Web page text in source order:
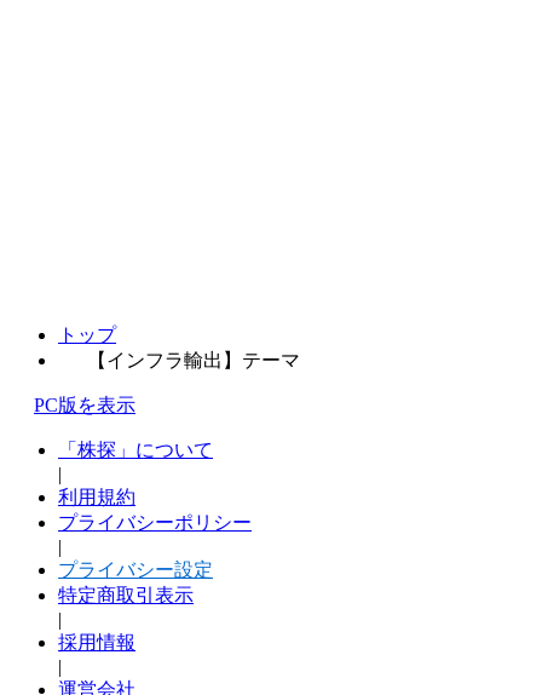
トップ
【インフラ輸出】テーマ
PC版を表示
「株探」について
|
利用規約
プライバシーポリシー
|
プライバシー設定
特定商取引表示
|
採用情報
|
運営会社